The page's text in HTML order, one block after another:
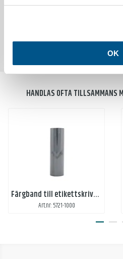
OK
HANDLAS OFTA TILLSAMMANS
Färgband till etikettskrivare
Art.nr: 5721-1000